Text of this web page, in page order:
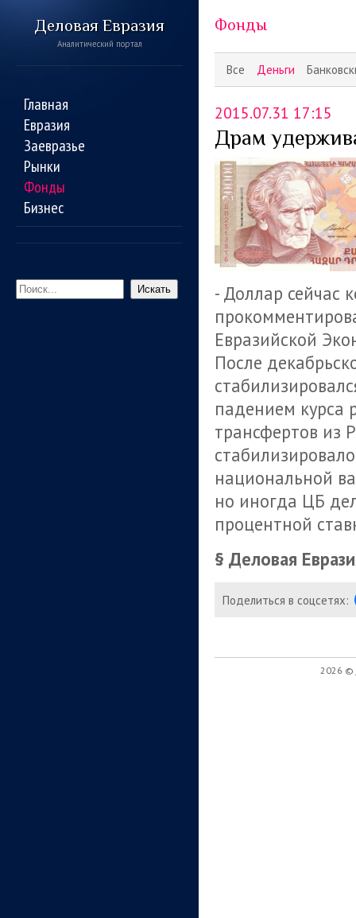
Деловая Евразия
Аналитический портал
Главная
Евразия
Заевразье
Рынки
Фонды
Бизнес
Искать
Все Деньги
Фонды
2015.07.31 17:15
Драм
- Доллар сейчас
Евразийской
После
падением курса
трансфертов из
национальной
но иногда ЦБ
процентной
§ Деловая
Поделиться в соцсетях:
2026 ©